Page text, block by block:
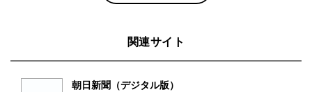
関連サイト
朝日新聞（デジタル版）